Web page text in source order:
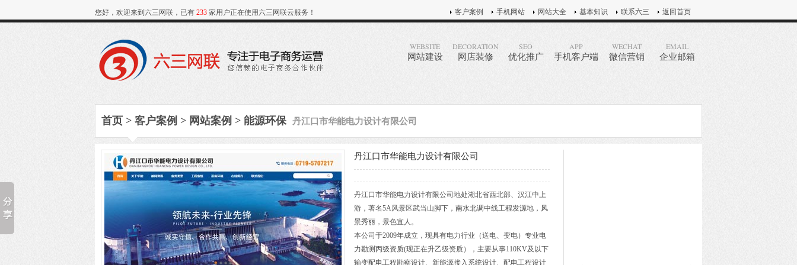
您好，欢迎来到六三网联，已有 233 家用户正在使用六三网联云服务！ 客户案例 手机网站 网站大全 基本知识 联系六三 返回首页
WEBSITE
网站建设
DECORATION
网店装修
SEO
优化推广
APP
手机客户端
WECHAT
微信营销
EMAIL
企业邮箱
首页 > 客户案例 > 网站案例 > 能源环保 丹江口市华能电力设计有限公司
丹江口市华能电力设计有限公司
丹江口市华能电力设计有限公司地处湖北省西北部、汉江中上
游，著名5A风景区武当山脚下，南水北调中线工程发源地，风
景秀丽，景色宜人。
本公司于2009年成立，现具有电力行业（送电、变电）专业电
力勘测丙级资质(现正在升乙级资质），主要从事110KV及以下
输变配电工程勘察设计、新能源接入系统设计、配电工程设计